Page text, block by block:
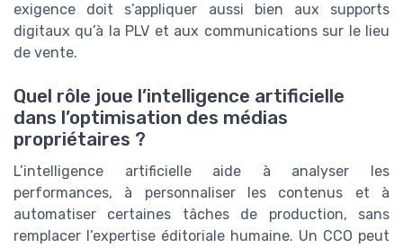
exigence doit s’appliquer aussi bien aux supports
digitaux qu’à la PLV et aux communications sur le lieu
de vente.
Quel rôle joue l’intelligence artificielle
dans l’optimisation des médias
propriétaires ?
L’intelligence artificielle aide à analyser les
performances, à personnaliser les contenus et à
automatiser certaines tâches de production, sans
remplacer l’expertise éditoriale humaine. Un CCO peut